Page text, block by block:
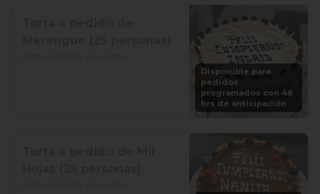
Disponible para
pedidos
programados con 48
hrs de anticipación